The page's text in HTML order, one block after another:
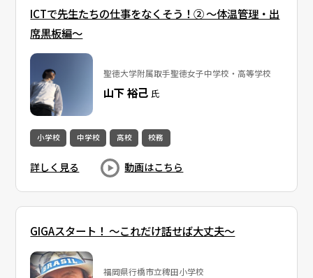
ICTで先生たちの仕事をなくそう！② 〜体温管理・出
席黒板編〜
聖徳大学附属取手聖徳女子中学校・高等学校
山下 裕己 氏
小学校 中学校 高校 校務
詳しく見る 動画はこちら
GIGAスタート！ ～これだけ話せば大丈夫～
福岡県行橋市立稗田小学校